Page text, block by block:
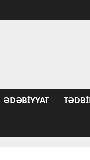
ƏDƏBIYYAT